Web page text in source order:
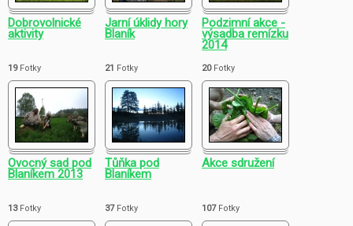
Dobrovolnické
aktivity
19Fotky
Jarní úklidy hory
Blaník
21 Fotky
Podzimní akce -
výsadba remízku
2014
20Fotky
Ovocný sad pod
Blaníkem 2013
13Fotky
Tůňka pod
Blaníkem
37Fotky
Akce sdružení
107Fotky